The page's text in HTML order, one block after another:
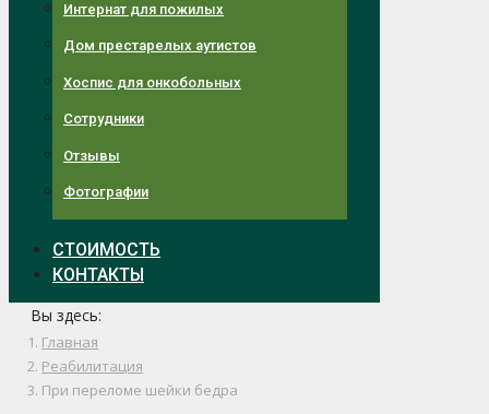
Интернат для пожилых
Дом престарелых аутистов
Хоспис для онкобольных
Сотрудники
Отзывы
Фотографии
СТОИМОСТЬ
КОНТАКТЫ
Вы здесь:
Главная
Реабилитация
При переломе шейки бедра